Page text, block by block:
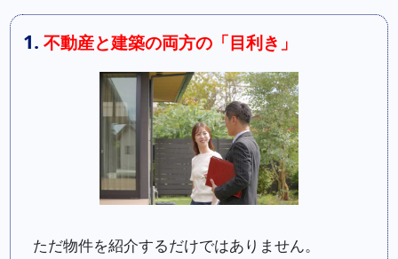
1. 不動産と建築の両方の「目利き」
ただ物件を紹介するだけではありません。